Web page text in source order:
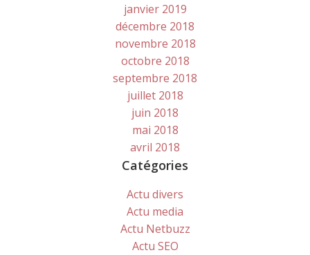
janvier 2019
décembre 2018
novembre 2018
octobre 2018
septembre 2018
juillet 2018
juin 2018
mai 2018
avril 2018
Catégories
Actu divers
Actu media
Actu Netbuzz
Actu SEO